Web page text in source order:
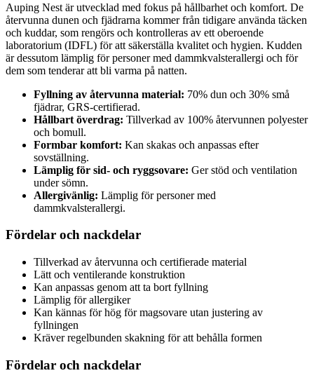
Auping Nest är utvecklad med fokus på hållbarhet och komfort. De
återvunna dunen och fjädrarna kommer från tidigare använda täcken
och kuddar, som rengörs och kontrolleras av ett oberoende
laboratorium (IDFL) för att säkerställa kvalitet och hygien. Kudden
är dessutom lämplig för personer med dammkvalsterallergi och för
dem som tenderar att bli varma på natten.
Fyllning av återvunna material: 70% dun och 30% små
fjädrar, GRS-certifierad.
Hållbart överdrag: Tillverkad av 100% återvunnen polyester
och bomull.
Formbar komfort: Kan skakas och anpassas efter
sovställning.
Lämplig för sid- och ryggsovare: Ger stöd och ventilation
under sömn.
Allergivänlig: Lämplig för personer med
dammkvalsterallergi.
Fördelar och nackdelar
Tillverkad av återvunna och certifierade material
Lätt och ventilerande konstruktion
Kan anpassas genom att ta bort fyllning
Lämplig för allergiker
Kan kännas för hög för magsovare utan justering av
fyllningen
Kräver regelbunden skakning för att behålla formen
Fördelar och nackdelar